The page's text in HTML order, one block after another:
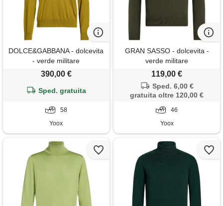
DOLCE&GABBANA - dolcevita
- verde militare
390,00 €
Sped. gratuita
58
Yoox
GRAN SASSO - dolcevita -
verde militare
119,00 €
Sped. 6,00 €
gratuita oltre 120,00 €
46
Yoox